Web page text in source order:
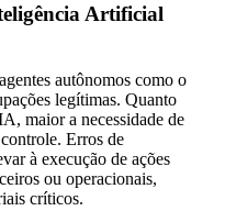
Artificial
autônomos como o
legítimas. Quanto
maior a necessidade de
Erros de
à execução de ações
ou operacionais,
críticos.